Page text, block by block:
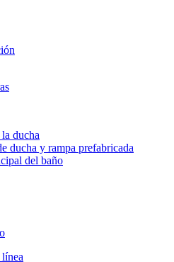
ducha
ducha y rampa prefabricada
del baño